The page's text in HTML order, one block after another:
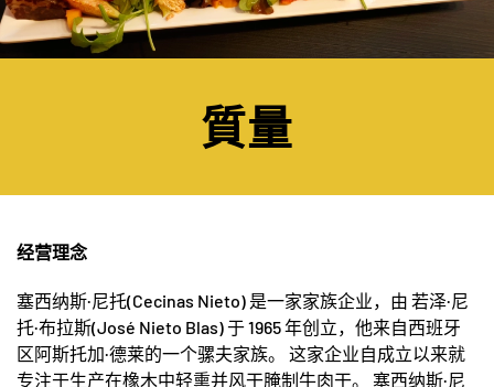
質量
经营理念
塞西纳斯·尼托(Cecinas Nieto) 是一家家族企业，由 若泽·尼
托·布拉斯(José Nieto Blas)于1965年创立，他来自西班牙
区阿斯托加·德莱的一个骡夫家族。 这家企业自成立以来就
专注于生产在橡木中轻熏并风干腌制牛肉干。 塞西纳斯·尼